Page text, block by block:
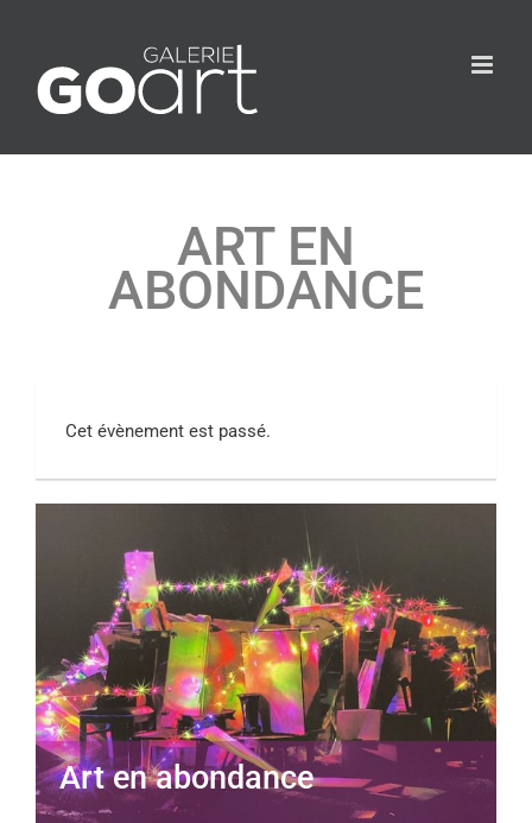
ART EN
ABONDANCE
Cet évènement est passé.
Art en abondance